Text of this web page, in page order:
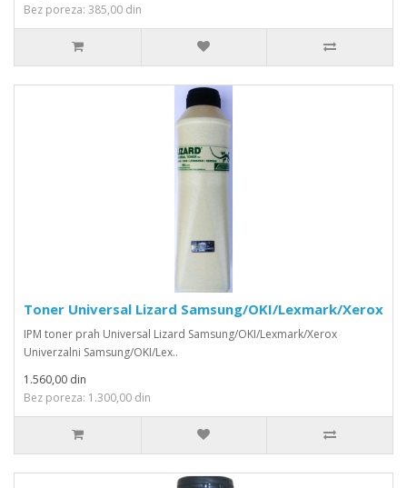
Bez poreza: 385,00 din
Toner Universal Lizard Samsung/OKI/Lexmark/Xerox
IPM toner prah Universal Lizard Samsung/OKI/Lexmark/Xerox
Univerzalni Samsung/OKI/Lex..
1.560,00 din
Bez poreza: 1.300,00 din